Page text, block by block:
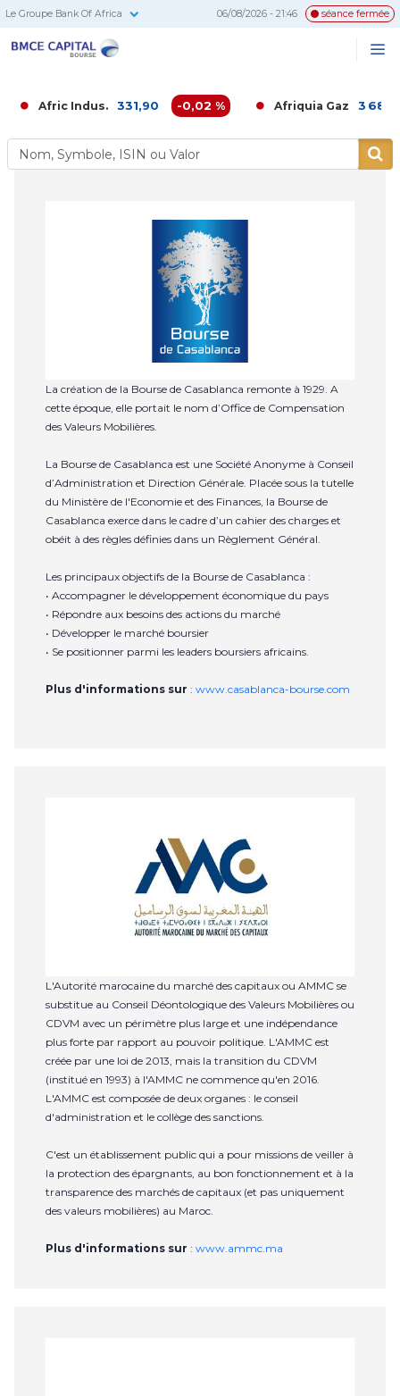
Le Groupe Bank Of Africa 06/08/2026 - 21:46 séance fermée
Afric Indus. 331,90 -0,02 % Afriquia Gaz 3
La création de la Bourse de Casablanca remonte à 1929. A
cette époque, elle portait le nom d’Office de Compensation
des Valeurs Mobilières.
La Bourse de Casablanca est une Société Anonyme à Conseil
d’Administration et Direction Générale. Placée sous la tutelle
du Ministère de l'Economie et des Finances, la Bourse de
Casablanca exerce dans le cadre d’un cahier des charges et
obéit à des règles définies dans un Règlement Général.
Les principaux objectifs de la Bourse de Casablanca :
• Accompagner le développement économique du pays
• Répondre aux besoins des actions du marché
• Développer le marché boursier
• Se positionner parmi les leaders boursiers africains.
Plus d'informations sur : www.casablanca-bourse.com
L'Autorité marocaine du marché des capitaux ou AMMC se
substitue au Conseil Déontologique des Valeurs Mobilières ou
CDVM avec un périmètre plus large et une indépendance
plus forte par rapport au pouvoir politique. L'AMMC est
créée par une loi de 2013, mais la transition du CDVM
(institué en 1993) à l'AMMC ne commence qu'en 2016.
L'AMMC est composée de deux organes : le conseil
d'administration et le collège des sanctions.
C'est un établissement public qui a pour missions de veiller à
la protection des épargnants, au bon fonctionnement et à la
transparence des marchés de capitaux (et pas uniquement
des valeurs mobilières) au Maroc.
Plus d'informations sur : www.ammc.ma